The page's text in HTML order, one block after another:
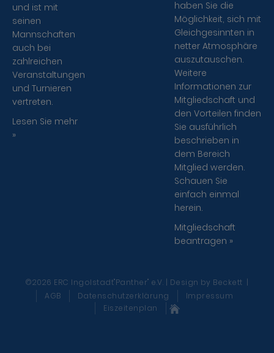
und ist mit
seinen
Mannschaften
auch bei
zahlreichen
Veranstaltungen
und Turnieren
vertreten.
Lesen Sie mehr
»
haben Sie die
Möglichkeit, sich mit
Gleichgesinnten in
netter Atmosphäre
auszutauschen.
Weitere
Informationen zur
Mitgliedschaft und
den Vorteilen finden
Sie ausführlich
beschrieben in
dem Bereich
Mitglied werden.
Schauen Sie
einfach einmal
herein.
Mitgliedschaft
beantragen »
©2026 ERC Ingolstadt"Panther" e.V. | Design by Beckett |
AGB
Datenschutzerklärung
Impressum
Eiszeitenplan